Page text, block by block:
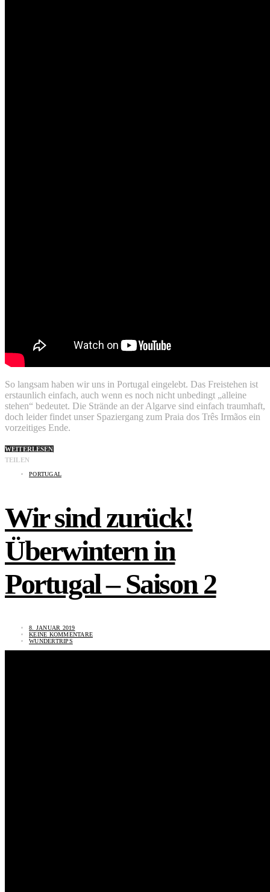
So langsam haben wir uns in Portugal eingelebt. Das Freistehen ist
erstaunlich einfach, auch wenn es noch nicht unbedingt „alleine
stehen“ bedeutet. Die Strände an der Algarve sind einfach traumhaft,
doch leider findet unser Spaziergang zum Praia dos Três Irmãos ein
vorzeitiges Ende.
WEITERLESEN
TEILEN
PORTUGAL
Wir sind zurück!
Überwintern in
Portugal – Saison 2
8. JANUAR 2019
KEINE KOMMENTARE
WUNDERTRIPS